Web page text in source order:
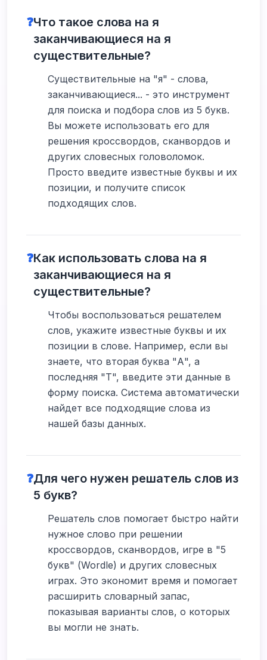
❓Что такое слова на я
заканчивающиеся на я
существительные?
Существительные на "я" - слова,
заканчивающиеся... - это инструмент
для поиска и подбора слов из 5 букв.
Вы можете использовать его для
решения кроссвордов, сканвордов и
других словесных головоломок.
Просто введите известные буквы и их
позиции, и получите список
подходящих слов.
❓Как использовать слова на я
заканчивающиеся на я
существительные?
Чтобы воспользоваться решателем
слов, укажите известные буквы и их
позиции в слове. Например, если вы
знаете, что вторая буква "А", а
последняя "Т", введите эти данные в
форму поиска. Система автоматически
найдет все подходящие слова из
нашей базы данных.
❓Для чего нужен решатель слов из
5 букв?
Решатель слов помогает быстро найти
нужное слово при решении
кроссвордов, сканвордов, игре в "5
букв" (Wordle) и других словесных
играх. Это экономит время и помогает
расширить словарный запас,
показывая варианты слов, о которых
вы могли не знать.